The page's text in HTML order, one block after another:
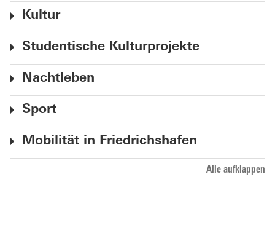
Kultur
Studentische Kulturprojekte
Nachtleben
Sport
Mobilität in Friedrichshafen
Alle aufklappen